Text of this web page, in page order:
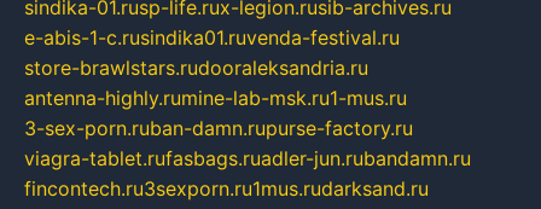
sindika-01.rusp-life.rux-legion.rusib-archives.ru
e-abis-1-c.rusindika01.ruvenda-festival.ru
store-brawlstars.rudooraleksandria.ru
antenna-highly.rumine-lab-msk.ru1-mus.ru
3-sex-porn.ruban-damn.rupurse-factory.ru
viagra-tablet.rufasbags.ruadler-jun.rubandamn.ru
fincontech.ru3sexporn.ru1mus.rudarksand.ru